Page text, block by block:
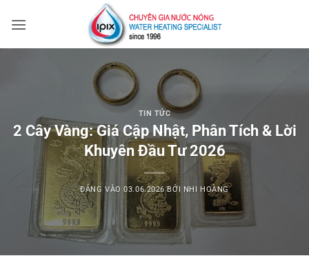
qua
TIN TỨC
2 Cây Vàng: Giá Cập Nhật, Phân Tích & Lời
Khuyên Đầu Tư 2026
ĐĂNG VÀO03.06.2026 BỞI NHI HOÀNG